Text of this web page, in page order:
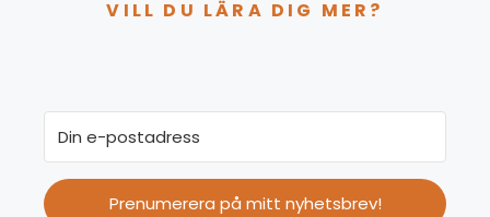
VILL DU LÄRA DIG MER?
Prenumerera på mitt nyhetsbrev!